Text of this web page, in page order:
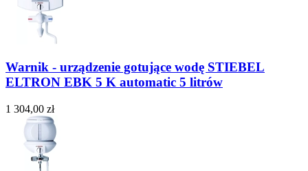
Warnik - urządzenie gotujące wodę STIEBEL
ELTRON EBK 5 K automatic 5 litrów
1 304,00 zł